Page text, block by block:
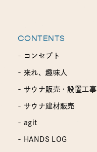
CONTENTS
- コンセプト
- 来れ、趣味人
- サウナ販売・設置工事
- サウナ建材販売
- agit
- HANDS LOG